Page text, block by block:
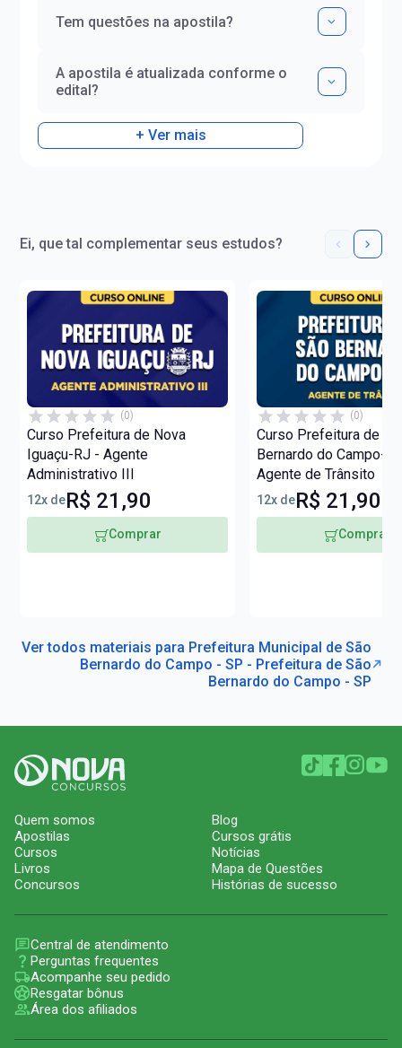
Tem questões na apostila?
A apostila é atualizada conforme o
edital?
+ Ver mais
Ei, que tal complementar seus estudos?
(0)
Curso Prefeitura de Nova
Iguaçu-RJ - Agente
Administrativo III
12x deR$ 21,90
Comprar
(0)
Curso Prefeitura de
Bernardo do Campo-
Agente de Trânsito
12x deR$ 21,90
Comprar
Ver todos materiais para Prefeitura Municipal de São
Bernardo do Campo - SP - Prefeitura de São
Bernardo do Campo - SP
Quem somos
Apostilas
Cursos
Livros
Concursos
Blog
Cursos grátis
Notícias
Mapa de Questões
Histórias de sucesso
Central de atendimento
Perguntas frequentes
Acompanhe seu pedido
Resgatar bônus
Área dos afiliados